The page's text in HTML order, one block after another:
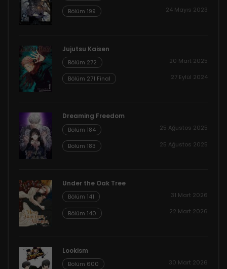
Bölüm 199 24 Mayıs 2023
Jujutsu Kaisen
Bölüm 272 20 Mart 2025
Bölüm 271 Final 27 Eylül 2024
Dreaming Freedom
Bölüm 184 25 Ağustos 2025
Bölüm 183 25 Ağustos 2025
Under the Oak Tree
Bölüm 141 31 Mart 2026
Bölüm 140 22 Mart 2026
Lookism
Bölüm 600 30 Mart 2026